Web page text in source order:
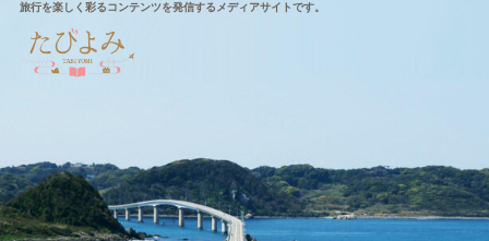
旅行を楽しく彩るコンテンツを発信するメディアサイトです。